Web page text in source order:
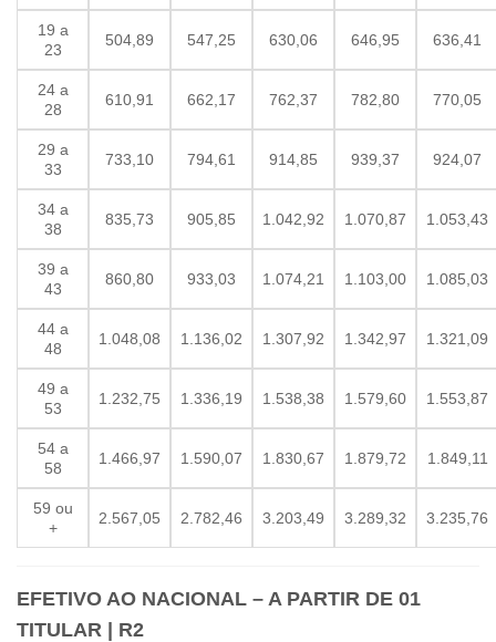
19 a
23
504,89 547,25 630,06 646,95 636,41
24 a
28
610,91 662,17 762,37 782,80 770,05
29 a
33
733,10 794,61 914,85 939,37 924,07
34 a
38
835,73 905,85 1.042,92 1.070,87 1.053,43
39 a
43
860,80 933,03 1.074,21 1.103,00 1.085,03
44 a
48
1.048,08 1.136,02 1.307,92 1.342,97 1.321,09
49 a
53
1.232,75 1.336,19 1.538,38 1.579,60 1.553,87
54 a
58
1.466,97 1.590,07 1.830,67 1.879,72 1.849,11
59 ou
+
2.567,05 2.782,46 3.203,49 3.289,32 3.235,76
EFETIVO AO NACIONAL – A PARTIR DE 01
TITULAR | R2